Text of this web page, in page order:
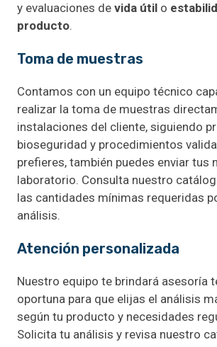
y evaluaciones de vida útil o
producto.
Toma de muestras
Contamos con un equipo técnico
realizar la toma de muestras
instalaciones del cliente, siguiendo
bioseguridad y procedimientos
prefieres, también puedes enviar tus
laboratorio. Consulta nuestro
las cantidades mínimas requeridas
análisis.
Atención personalizada
Nuestro equipo te brindará asesoría
oportuna para que elijas el análisis
según tu producto y necesidades
Solicita tu análisis y revisa nuestro